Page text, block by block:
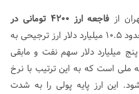
از
فاجعه ارز ۴۲۰۰ تومانی در
خبر داد و گفت: در سال ۱۳۹۹ حدود ۱۰.۵ میلیارد دلار ارز ترجیحی به
میلیارد دلار سهم نفت و مابقی
ملی است که به این ترتیب با نرخ
تومان می‌شود. این ارز پایه پولی را به شدت